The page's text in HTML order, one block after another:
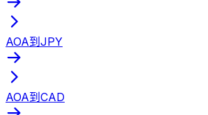
AOA到JPY
AOA到CAD